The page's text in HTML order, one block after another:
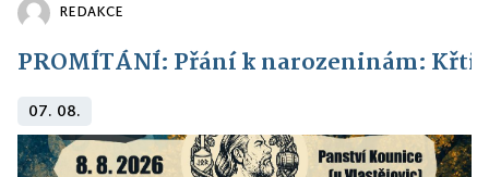
REDAKCE
PROMÍTÁNÍ: Přání k narozeninám:
07. 08.